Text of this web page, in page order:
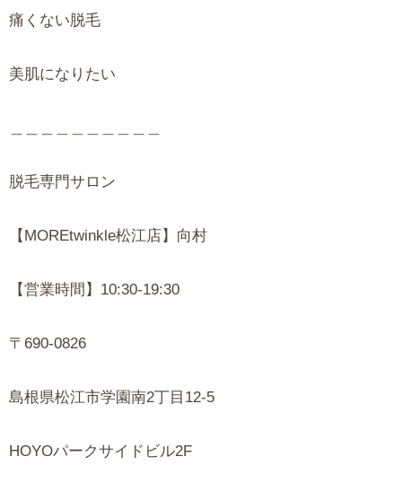
痛くない脱毛
美肌になりたい
脱毛専門サロン
【MOREtwinkle松江店】向村
【営業時間】10:30-19:30
〒690-0826
島根県松江市学園南2丁目12-5
HOYOパークサイドビル2F